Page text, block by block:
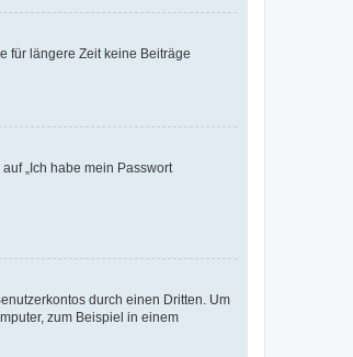
für längere Zeit keine Beiträge
„Ich habe mein Passwort
durch einen Dritten. Um
zum Beispiel in einem